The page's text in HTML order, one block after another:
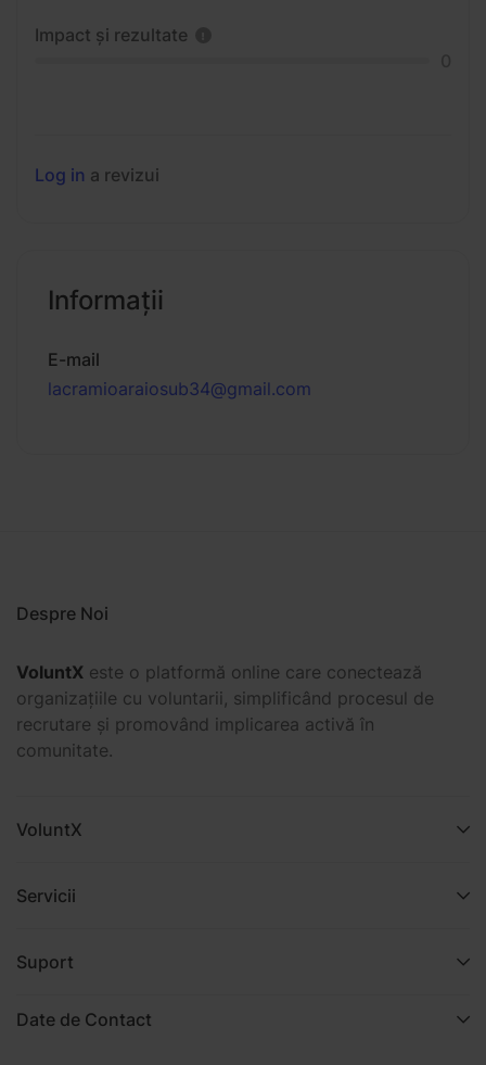
Impact și rezultate
Log in a revizui
Informaţii
E-mail
lacramioaraiosub34@gmail.com
Despre Noi
VoluntX este o platformă online care conectează
organizațiile cu voluntarii, simplificând procesul de
recrutare și promovând implicarea activă în
comunitate.
VoluntX
Servicii
Suport
Date de Contact